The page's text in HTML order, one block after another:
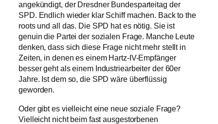
angekündigt, der Dresdner Bundesparteitag der
SPD. Endlich wieder klar Schiff machen. Back to the
roots und all das. Die SPD hat es nötig. Sie ist
genuin die Partei der sozialen Frage. Manche Leute
denken, dass sich diese Frage nicht mehr stellt in
Zeiten, in denen es einem Hartz-IV-Empfänger
besser geht als einem Industriearbeiter der 60er
Jahre. Ist dem so, die SPD wäre überflüssig
geworden.
Oder gibt es vielleicht eine neue soziale Frage?
Vielleicht nicht beim fast ausgestorbenen